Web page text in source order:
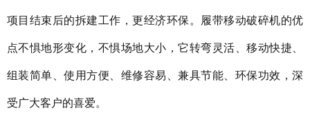
项目结束后的拆建工作，更经济环保。履带移动破碎机的优
点不惧地形变化，不惧场地大小，它转弯灵活、移动快捷、
组装简单、使用方便、维修容易、兼具节能、环保功效，深
受广大客户的喜爱。